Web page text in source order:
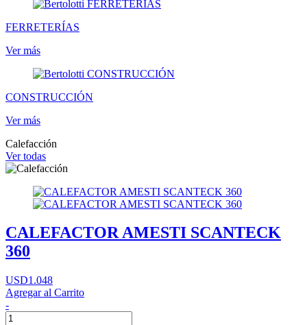
FERRETERÍAS
Ver más
CONSTRUCCIÓN
Ver más
Calefacción
Ver todas
CALEFACTOR AMESTI SCANTECK
360
USD1.048
Agregar al Carrito
-